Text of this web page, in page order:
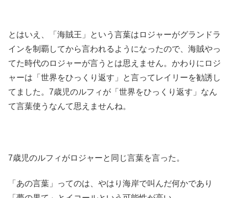
とはいえ、「海賊王」という言葉はロジャーがグランドラ
インを制覇してから言われるようになったので、海賊やっ
てた時代のロジャーが言うとは思えません。かわりにロジ
ャーは「世界をひっくり返す」と言ってレイリーを勧誘し
てました。7歳児のルフィが「世界をひっくり返す」なん
て言葉使うなんて思えませんね。
7歳児のルフィがロジャーと同じ言葉を言った。
「あの言葉」ってのは、やはり海岸で叫んだ何かであり